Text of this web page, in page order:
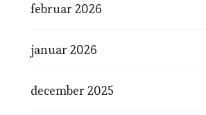
februar 2026
januar 2026
december 2025